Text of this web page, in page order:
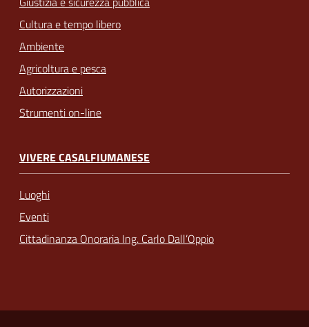
Cultura e tempo libero
Ambiente
Agricoltura e pesca
Autorizzazioni
Strumenti on-line
VIVERE CASALFIUMANESE
Luoghi
Eventi
Cittadinanza Onoraria Ing. Carlo Dall’Oppio